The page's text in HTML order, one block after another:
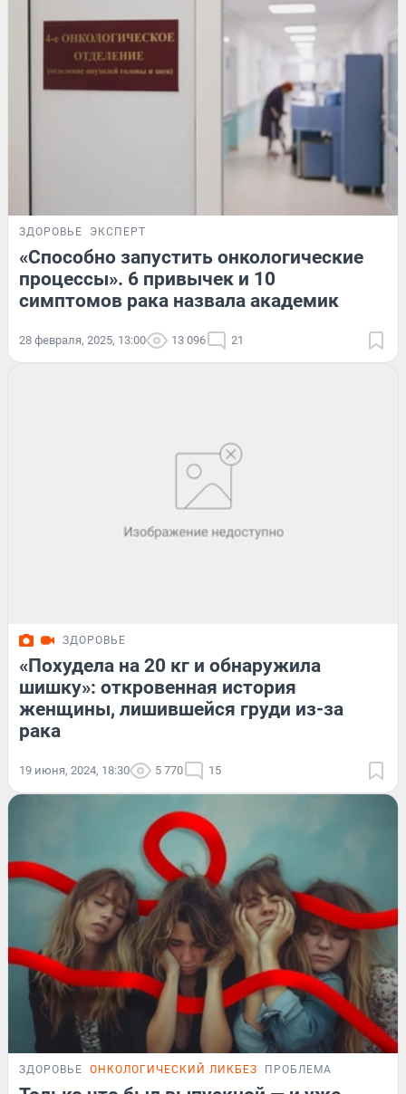
ЗДОРОВЬЕ ЭКСПЕРТ
«Способно запустить онкологические
процессы». 6 привычек и 10
симптомов рака назвала академик
28 февраля, 2025, 13:00 13 096 21
ЗДОРОВЬЕ
«Похудела на 20 кг и обнаружила
шишку»: откровенная история
женщины, лишившейся груди из-за
рака
19 июня, 2024, 18:30 5 770 15
ЗДОРОВЬЕ ОНКОЛОГИЧЕСКИЙ ЛИКБЕЗ ПРОБЛЕМА